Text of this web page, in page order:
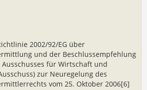
2002/92/EG über
und der Beschlussempfehlung
für Wirtschaft und
zur Neuregelung des
vom 25. Oktober 2006[6]